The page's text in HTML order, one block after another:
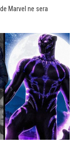
Marvel ne sera